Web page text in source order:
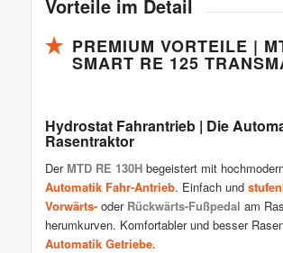
Vorteile im Detail
PREMIUM VORTEILE |
SMART RE 125
Hydrostat Fahrantrieb | Die
Rasentraktor
Der MTD RE 130Hbegeistert mit
Automatik Fahr-Antrieb. Einfach und
Vorwärts-oder Rückwärts-Fußpedal am
herumkurven. Komfortabler und besser
Automatik Getriebe.